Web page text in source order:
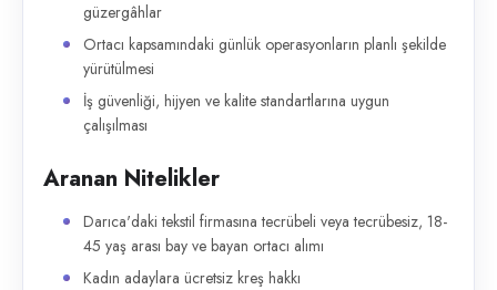
güzergâhlar
Ortacı kapsamındaki günlük operasyonların planlı şekilde
yürütülmesi
İş güvenliği, hijyen ve kalite standartlarına uygun
çalışılması
Aranan Nitelikler
Darıca'daki tekstil firmasına tecrübeli veya tecrübesiz, 18-
45 yaş arası bay ve bayan ortacı alımı
Kadın adaylara ücretsiz kreş hakkı